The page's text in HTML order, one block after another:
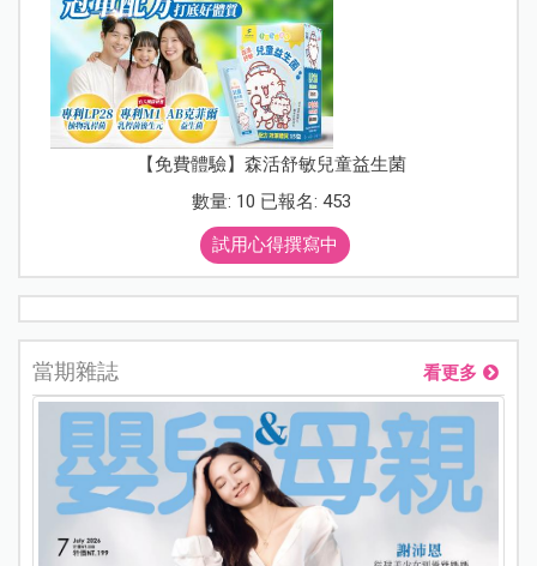
【免費體驗】森活舒敏兒童益生菌
數量: 10 已報名: 453
試用心得撰寫中
當期雜誌 看更多